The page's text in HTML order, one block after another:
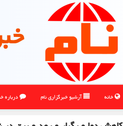
خانه آرشیو خبرگزاری نام درباره